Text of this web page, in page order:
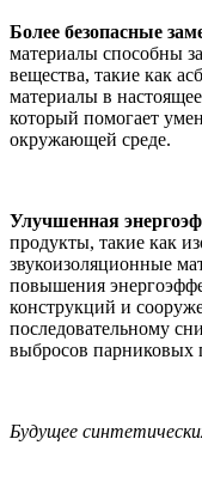
Более безопасные
материалы способны
вещества, такие как
материалы в
который помогает
окружающей среде.
Улучшенная
продукты, такие как
звукоизоляционные
повышения
конструкций и
последовательному
выбросов парниковых
Будущее